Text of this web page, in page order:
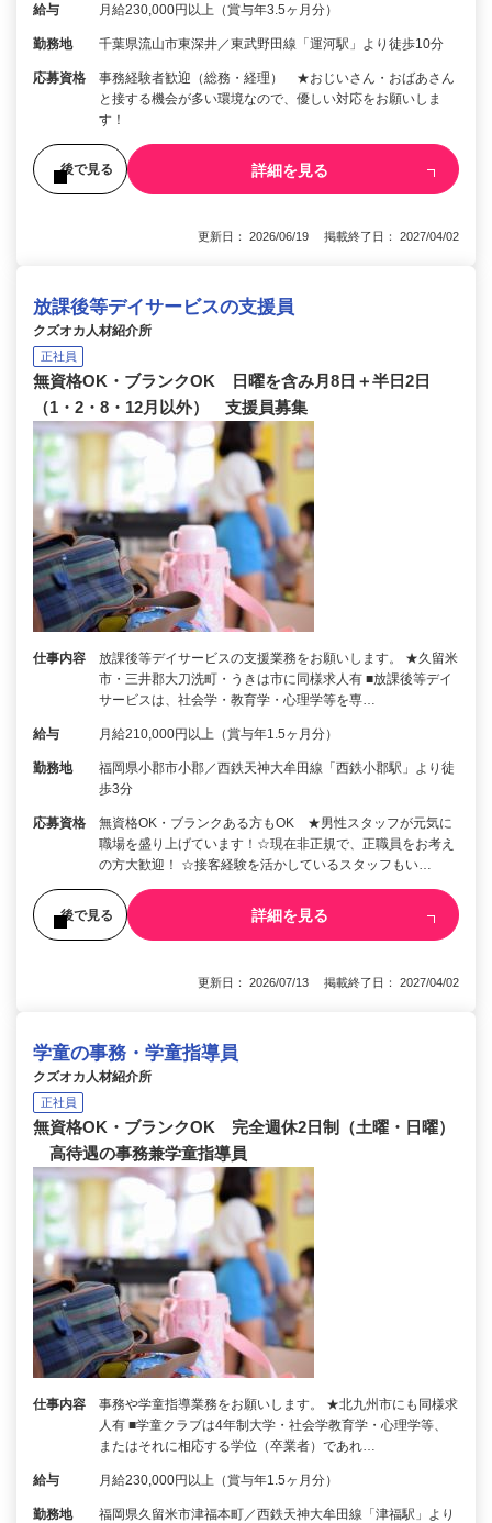
給与 月給230,000円以上（賞与年3.5ヶ月分）
勤務地 千葉県流山市東深井／東武野田線「運河駅」より徒歩10分
応募資格
事務経験者歓迎（総務・経理） ★おじいさん・おばあさん
と接する機会が多い環境なので、優しい対応をお願いしま
す！
後で見る 詳細を見る
更新日： 2026/06/19 掲載終了日： 2027/04/02
放課後等デイサービスの支援員
クズオカ人材紹介所
正社員
無資格OK・ブランクOK 日曜を含み月8日＋半日2日
（1・2・8・12月以外） 支援員募集
仕事内容
放課後等デイサービスの支援業務をお願いします。 ★久留米
市・三井郡大刀洗町・うきは市に同様求人有 ■放課後等デイ
サービスは、社会学・教育学・心理学等を専…
給与 月給210,000円以上（賞与年1.5ヶ月分）
勤務地
福岡県小郡市小郡／西鉄天神大牟田線「西鉄小郡駅」より徒
歩3分
応募資格
無資格OK・ブランクある方もOK ★男性スタッフが元気に
職場を盛り上げています！☆現在非正規で、正職員をお考え
の方大歓迎！ ☆接客経験を活かしているスタッフもい…
後で見る 詳細を見る
更新日： 2026/07/13 掲載終了日： 2027/04/02
学童の事務・学童指導員
クズオカ人材紹介所
正社員
無資格OK・ブランクOK 完全週休2日制（土曜・日曜）
高待遇の事務兼学童指導員
仕事内容
事務や学童指導業務をお願いします。 ★北九州市にも同様求
人有 ■学童クラブは4年制大学・社会学教育学・心理学等、
またはそれに相応する学位（卒業者）であれ…
給与 月給230,000円以上（賞与年1.5ヶ月分）
勤務地
福岡県久留米市津福本町／西鉄天神大牟田線「津福駅」より